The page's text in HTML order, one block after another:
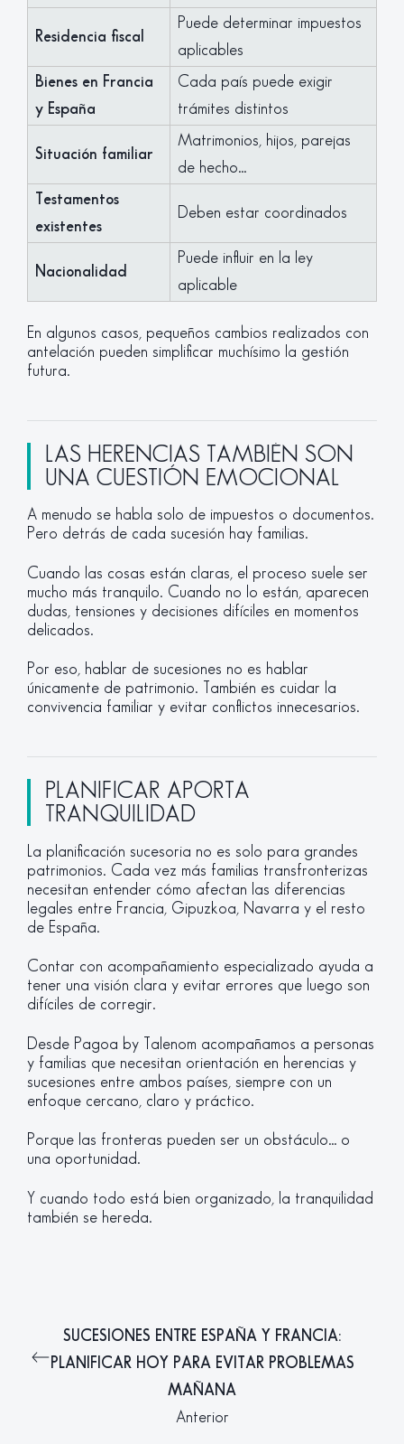
Residencia fiscal
Puede determinar impuestos
aplicables
Bienes en Francia
y España
Cada país puede exigir
trámites distintos
Situación familiar
Matrimonios, hijos, parejas
de hecho…
Testamentos
existentes
Deben estar coordinados
Nacionalidad
Puede influir en la ley
aplicable
En algunos casos, pequeños cambios realizados con
antelación pueden simplificar muchísimo la gestión
futura.
LAS HERENCIAS TAMBIÉN SON
UNA CUESTIÓN EMOCIONAL
A menudo se habla solo de impuestos o documentos.
Pero detrás de cada sucesión hay familias.
Cuando las cosas están claras, el proceso suele ser
mucho más tranquilo. Cuando no lo están, aparecen
dudas, tensiones y decisiones difíciles en momentos
delicados.
Por eso, hablar de sucesiones no es hablar
únicamente de patrimonio. También es cuidar la
convivencia familiar y evitar conflictos innecesarios.
PLANIFICAR APORTA
TRANQUILIDAD
La planificación sucesoria no es solo para grandes
patrimonios. Cada vez más familias transfronterizas
necesitan entender cómo afectan las diferencias
legales entre Francia, Gipuzkoa, Navarra y el resto
de España.
Contar con acompañamiento especializado ayuda a
tener una visión clara y evitar errores que luego son
difíciles de corregir.
Desde Pagoa by Talenom acompañamos a personas
y familias que necesitan orientación en herencias y
sucesiones entre ambos países, siempre con un
enfoque cercano, claro y práctico.
Porque las fronteras pueden ser un obstáculo… o
una oportunidad.
Y cuando todo está bien organizado, la tranquilidad
también se hereda.
SUCESIONES ENTRE ESPAÑA Y FRANCIA:
PLANIFICAR HOY PARA EVITAR PROBLEMAS
MAÑANA
Anterior